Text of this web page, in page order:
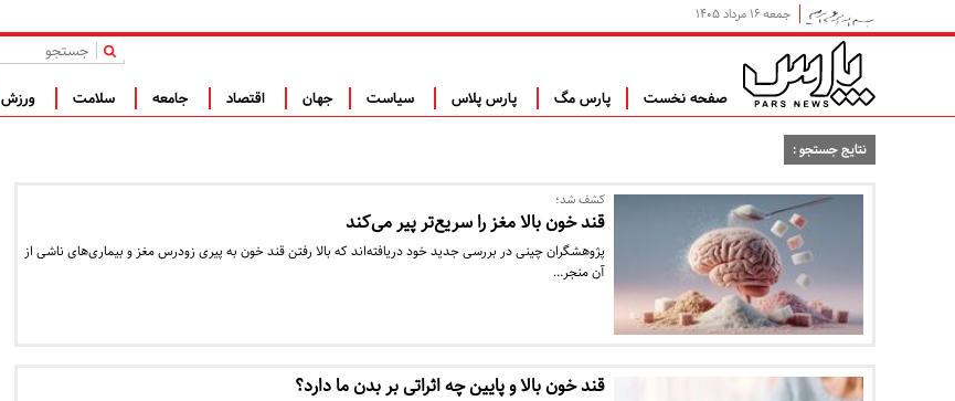
جمعه ۱۶ مرداد ۱۴۰۵
|
صفحه نخست پارس مگ پارس پلاس سیاست جهان اقتصاد جامعه سلامت ورزش
نتایج جستجو :
کشف شد؛
قند خون بالا مغز را سریع‌تر پیر می‌کند
پژوهشگران چینی در بررسی جدید خود دریافته‌اند که بالا رفتن قند خون به پیری زودرس مغز و بیماری‌های ناشی از
آن منجر…
قند خون بالا و پایین چه اثراتی بر بدن ما دارد؟